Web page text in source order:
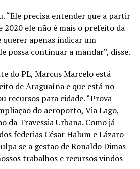
“Ele precisa entender que a partir
2020 ele não é mais o prefeito da
querer apenas indicar um
possa continuar a mandar”, disse.
do PL, Marcus Marcelo está
de Araguaína e que está no
recursos para cidade. “Prova
do aeroporto, Via Lago,
da Travessia Urbana. Como já
federias César Halum e Lázaro
se a gestão de Ronaldo Dimas
trabalhos e recursos vindos